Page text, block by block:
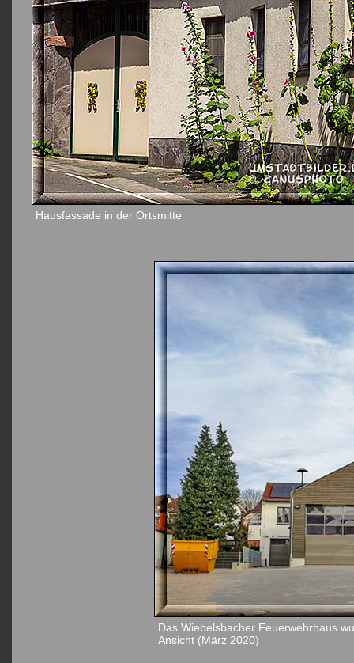
Hausfassade in der Ortsmitte
Das Wiebelsbacher Feuerwehrhaus
Ansicht (März 2020)